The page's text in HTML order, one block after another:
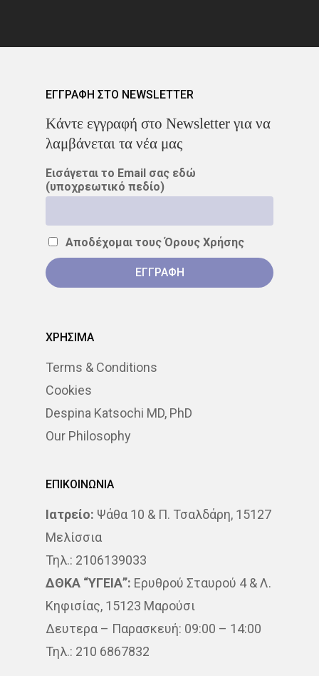
ΕΓΓΡΑΦΗ ΣΤΟ NEWSLETTER
Kάντε εγγραφή στο Newsletter για να
λαμβάνεται τα νέα μας
Εισάγεται το Email σας εδώ
(υποχρεωτικό πεδίο)
Αποδέχομαι τουςΌρους Χρήσης
ΧΡΗΣΙΜΑ
Terms & Conditions
Cookies
Despina Katsochi MD, PhD
Our Philosophy
ΕΠΙΚΟΙΝΩΝΙΑ
Ιατρείο: Ψάθα 10 & Π. Τσαλδάρη, 15127
Μελίσσια
Τηλ.: 2106139033
ΔΘΚΑ “ΥΓΕΙΑ”: Ερυθρού Σταυρού 4 & Λ.
Κηφισίας, 15123 Μαρούσι
Δευτερα – Παρασκευή: 09:00 – 14:00
Τηλ.: 210 6867832